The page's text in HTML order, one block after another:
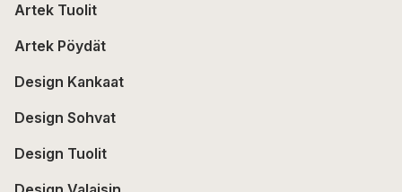
Artek Tuolit
Artek Pöydät
Design Kankaat
Design Sohvat
Design Tuolit